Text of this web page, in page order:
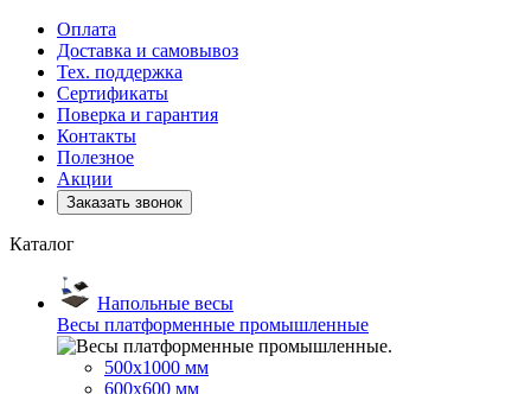
Оплата
Доставка и самовывоз
Тех. поддержка
Сертификаты
Поверка и гарантия
Контакты
Полезное
Акции
Заказать звонок
Каталог
Напольные весы
Весы платформенные промышленные
500x1000 мм
600x600 мм